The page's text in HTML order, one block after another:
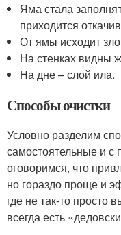
Яма стала
приходится
От ямы исходит
На стенках видны
На дне – слой ила.
Способы очистки
Условно разделим
самостоятельные и с
оговоримся, что
но гораздо проще и
где не так-то просто
всегда есть